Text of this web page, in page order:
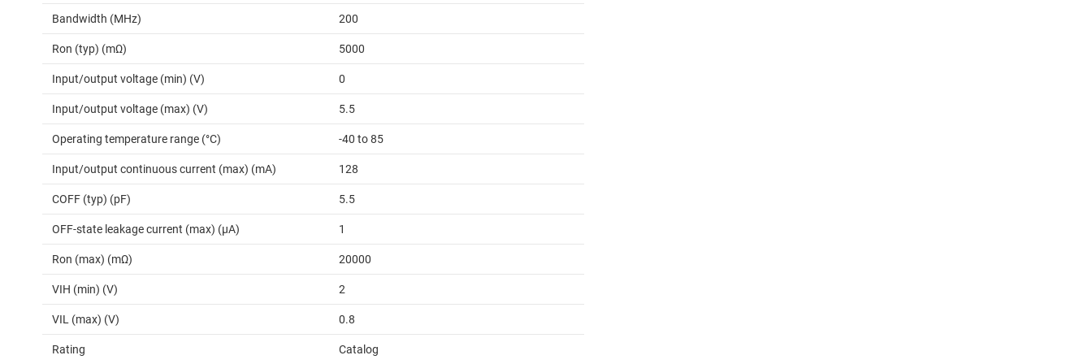
Bandwidth (MHz) 200
Ron (typ) (mΩ) 5000
Input/output voltage (min) (V) 0
Input/output voltage (max) (V) 5.5
Operating temperature range (°C) -40 to 85
Input/output continuous current (max) (mA) 128
COFF (typ) (pF) 5.5
OFF-state leakage current (max) (µA) 1
Ron (max) (mΩ) 20000
VIH (min) (V) 2
VIL (max) (V) 0.8
Rating Catalog